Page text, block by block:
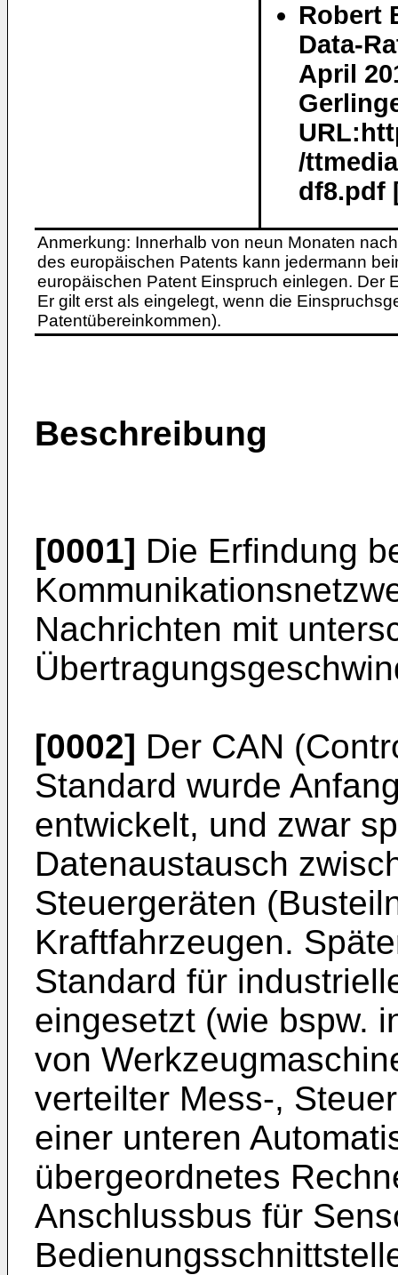
Robert
Data-
April
/
df8.pdf
Anmerkung: Innerhalb von neun Monaten
des europäischen Patents kann jedermann
europäischen Patent Einspruch einlegen. Der
Er gilt erst als eingelegt, wenn die
Patentübereinkommen).
Beschreibung
[0001] Die Erfindung
Nachrichten mit
[0002] Der CAN
Standard wurde
entwickelt, und zwar
Datenaustausch
Steuergeräten
Kraftfahrzeugen.
Standard für
eingesetzt (wie bspw.
von
verteilter Mess-,
einer unteren
übergeordnetes
Anschlussbus für